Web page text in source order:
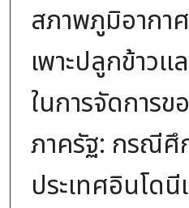
สภาพภูมิอากา
เพาะปลูกข้าว
ในการจัดการ
ภาครัฐ: กรณีศึ
ประเทศอินโดนี